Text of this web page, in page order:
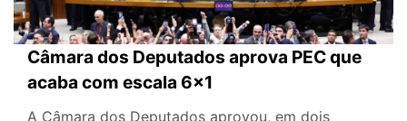
Câmara dos Deputados aprova PEC que
acaba com escala 6x1
A Câmara dos Deputados aprovou, em dois